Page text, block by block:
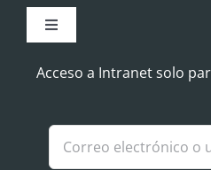
Toggle
Aviso Legal
Política de Cookies
Acceso a Intranet solo